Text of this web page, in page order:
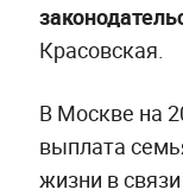
Красовская.
В Москве на
выплата
жизни в